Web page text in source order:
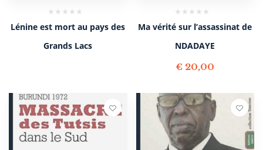
Lénine est mort au pays des
Grands Lacs
Ma vérité sur l’assassinat de
NDADAYE
€ 20,00